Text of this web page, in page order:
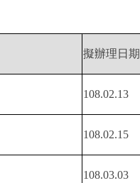
擬辦理日期
108.02.13
108.02.15
108.03.03